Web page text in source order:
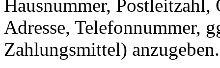
Hausnummer,
Adresse, Telefonnummer,
Zahlungsmittel) anzugeben.